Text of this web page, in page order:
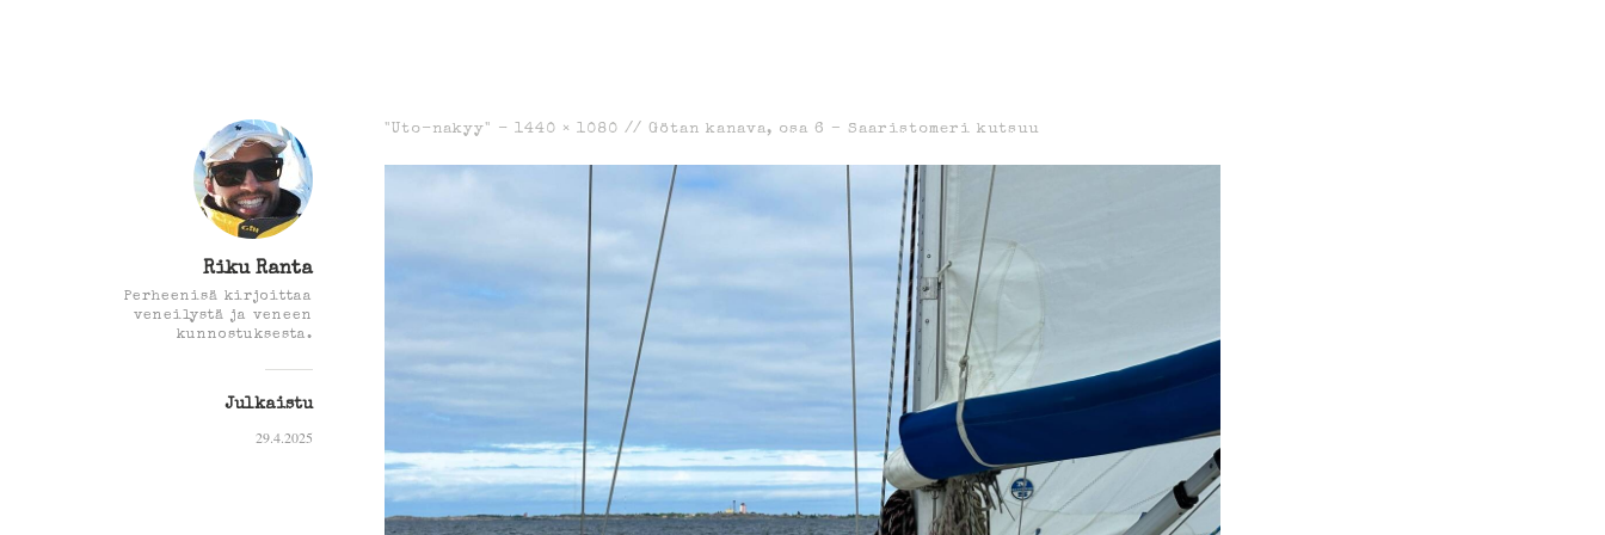
Riku Ranta
Perheenisä kirjoittaa
veneilystä ja veneen
kunnostuksesta.
Julkaistu
29.4.2025
"Uto-nakyy" - 1440 × 1080 // Götan kanava, osa 6 – Saaristomeri kutsuu